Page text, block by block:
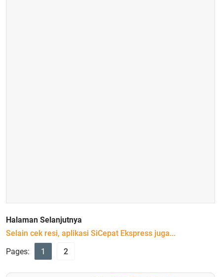
Halaman Selanjutnya
Selain cek resi, aplikasi SiCepat Ekspress juga...
Pages:
1 2